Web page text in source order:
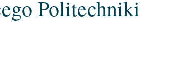
Politechniki